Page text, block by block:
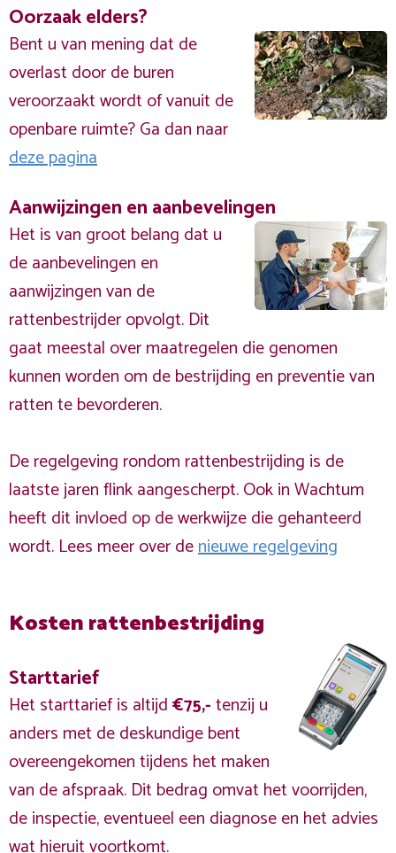
Oorzaak elders?
Bent u van mening dat de
overlast door de buren
veroorzaakt wordt of vanuit de
openbare ruimte? Ga dan naar
deze pagina
Aanwijzingen en aanbevelingen
Het is van groot belang dat u
de aanbevelingen en
aanwijzingen van de
rattenbestrijder opvolgt. Dit
gaat meestal over maatregelen die genomen
kunnen worden om de bestrijding en preventie van
ratten te bevorderen.
De regelgeving rondom rattenbestrijding is de
laatste jaren flink aangescherpt. Ook in Wachtum
heeft dit invloed op de werkwijze die gehanteerd
wordt. Lees meer over denieuwe regelgeving
Kosten rattenbestrijding
Starttarief
Het starttarief is altijd€75,-tenzij u
anders met de deskundige bent
overeengekomen tijdens het maken
van de afspraak. Dit bedrag omvat het voorrijden,
de inspectie, eventueel een diagnose en het advies